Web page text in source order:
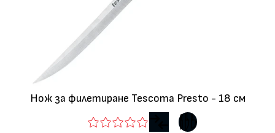
Нож за филетиране Tescoma Presto - 18 см